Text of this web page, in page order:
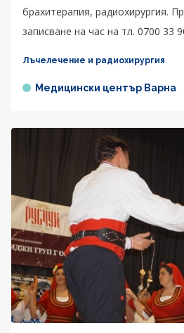
брахитерапия, радиохирургия.
записване на час на тл. 0700 33
Лъчелечение и радиохирургия
Медицински център Варна